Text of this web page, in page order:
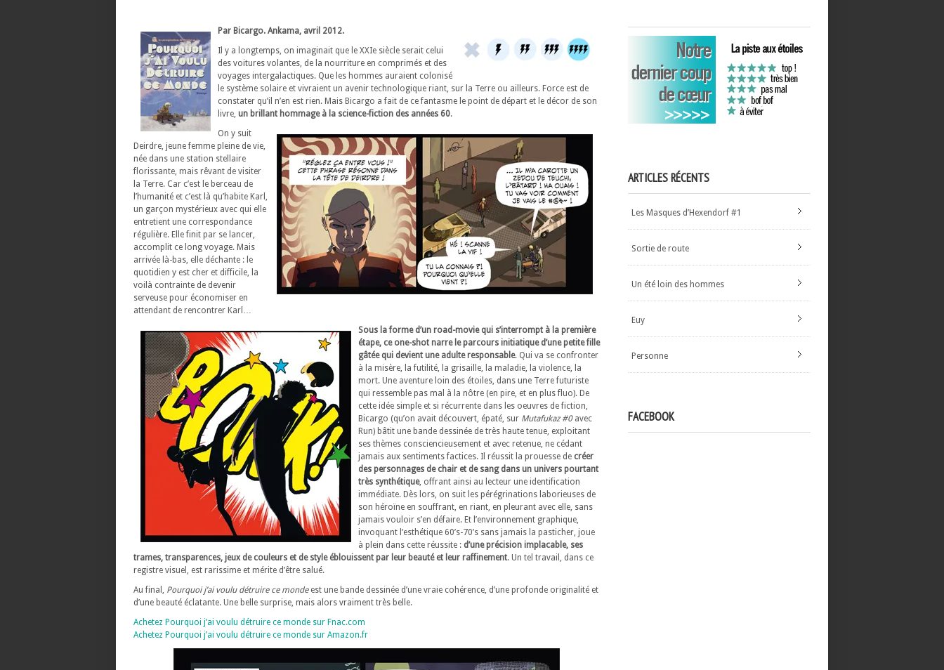
Par Bicargo. Ankama, avril 2012.
Il y a longtemps, on imaginait que le XXIe siècle serait celui
des voitures volantes, de la nourriture en comprimés et des
voyages intergalactiques. Que les hommes auraient colonisé
le système solaire et vivraient un avenir technologique riant, sur la Terre ou ailleurs. Force est de
constater qu’il n’en est rien. Mais Bicargo a fait de ce fantasme le point de départ et le décor de son
livre, un brillant hommage à la science-fiction des années 60.
On y suit
Deirdre, jeune femme pleine de vie,
née dans une station stellaire
florissante, mais rêvant de visiter
la Terre. Car c’est le berceau de
l’humanité et c’est là qu’habite Karl,
un garçon mystérieux avec qui elle
entretient une correspondance
régulière. Elle finit par se lancer,
accomplit ce long voyage. Mais
arrivée là-bas, elle déchante : le
quotidien y est cher et difficile, la
voilà contrainte de devenir
serveuse pour économiser en
attendant de rencontrer Karl…
Sous la forme d’un road-movie qui s’interrompt à la première
étape, ce one-shot narre le parcours initiatique d’une petite fille
gâtée qui devient une adulte responsable. Qui va se confronter
à la misère, la futilité, la grisaille, la maladie, la violence, la
mort. Une aventure loin des étoiles, dans une Terre futuriste
qui ressemble pas mal à la nôtre (en pire, et en plus fluo). De
cette idée simple et si récurrente dans les oeuvres de fiction,
Bicargo (qu’on avait découvert, épaté, sur Mutafukaz #0avec
Run) bâtit une bande dessinée de très haute tenue, exploitant
ses thèmes consciencieusement et avec retenue, ne cédant
jamais aux sentiments factices. Il réussit la prouesse de créer
des personnages de chair et de sang dans un univers pourtant
très synthétique, offrant ainsi au lecteur une identification
immédiate. Dès lors, on suit les pérégrinations laborieuses de
son héroïne en souffrant, en riant, en pleurant avec elle, sans
jamais vouloir s’en défaire. Et l’environnement graphique,
invoquant l’esthétique 60’s-70’s sans jamais la pasticher, joue
à plein dans cette réussite : d’une précision implacable, ses
trames, transparences, jeux de couleurs et de style éblouissent par leur beauté et leur raffinement. Un tel travail, dans ce
registre visuel, est rarissime et mérite d’être salué.
Au final, Pourquoi j’ai voulu détruire ce mondeest une bande dessinée d’une vraie cohérence, d’une profonde originalité et
d’une beauté éclatante. Une belle surprise, mais alors vraiment très belle.
Achetez Pourquoi j’ai voulu détruire ce monde sur Fnac.com
Achetez Pourquoi j’ai voulu détruire ce monde sur Amazon.fr
ARTICLES RÉCENTS
Les Masques d’Hexendorf #1
Sortie de route
Un été loin des hommes
Euy
Personne
FACEBOOK